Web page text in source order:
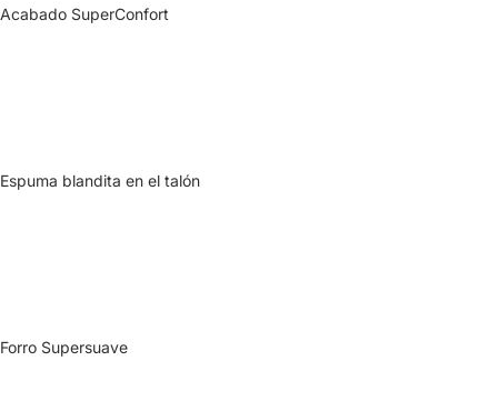
Acabado SuperConfort
Espuma blandita en el talón
Forro Supersuave